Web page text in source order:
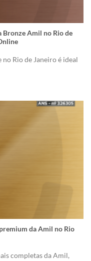
Bronze Amil no Rio de
Rio de Janeiro é ideal
da Amil no Rio
completas da Amil,